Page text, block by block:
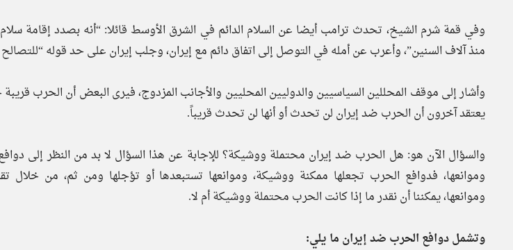
وفي قمة شرم الشيخ، تحدث ترامب أيضا عن السلام الدائم في الشرق الأوسط قائلا: “أنه بصدد إقامة
منذ آلاف السنين”، وأعرب عن أمله في التوصل إلى اتفاق دائم مع إيران، وجلب إيران على حد قوله
وأشار إلى موقف المحللين السياسيين والدوليين المحليين والأجانب المزدوج، فيرى البعض أن الحرب قريبة
يعتقد آخرون أن الحرب ضد إيران لن تحدث أو أنها لن تحدث قريباً.
والسؤال الآن هو: هل الحرب ضد إيران محتملة ووشيكة؟ للإجابة عن هذا السؤال لا بد من النظر إلى
وموانعها، فدوافع الحرب تجعلها ممكنة ووشيكة، وموانعها تستبعدها أو تؤجلها ومن ثم، من خلال
وموانعها، يمكننا أن نقدر ما إذا كانت الحرب محتملة ووشيكة أم لا.
وتشمل دوافع الحرب ضد إيران ما يلي: